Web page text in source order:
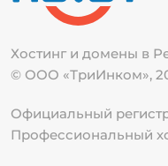
Хостинг и домены в
© ООО «ТриИнком»,
Официальный
Профессиональный